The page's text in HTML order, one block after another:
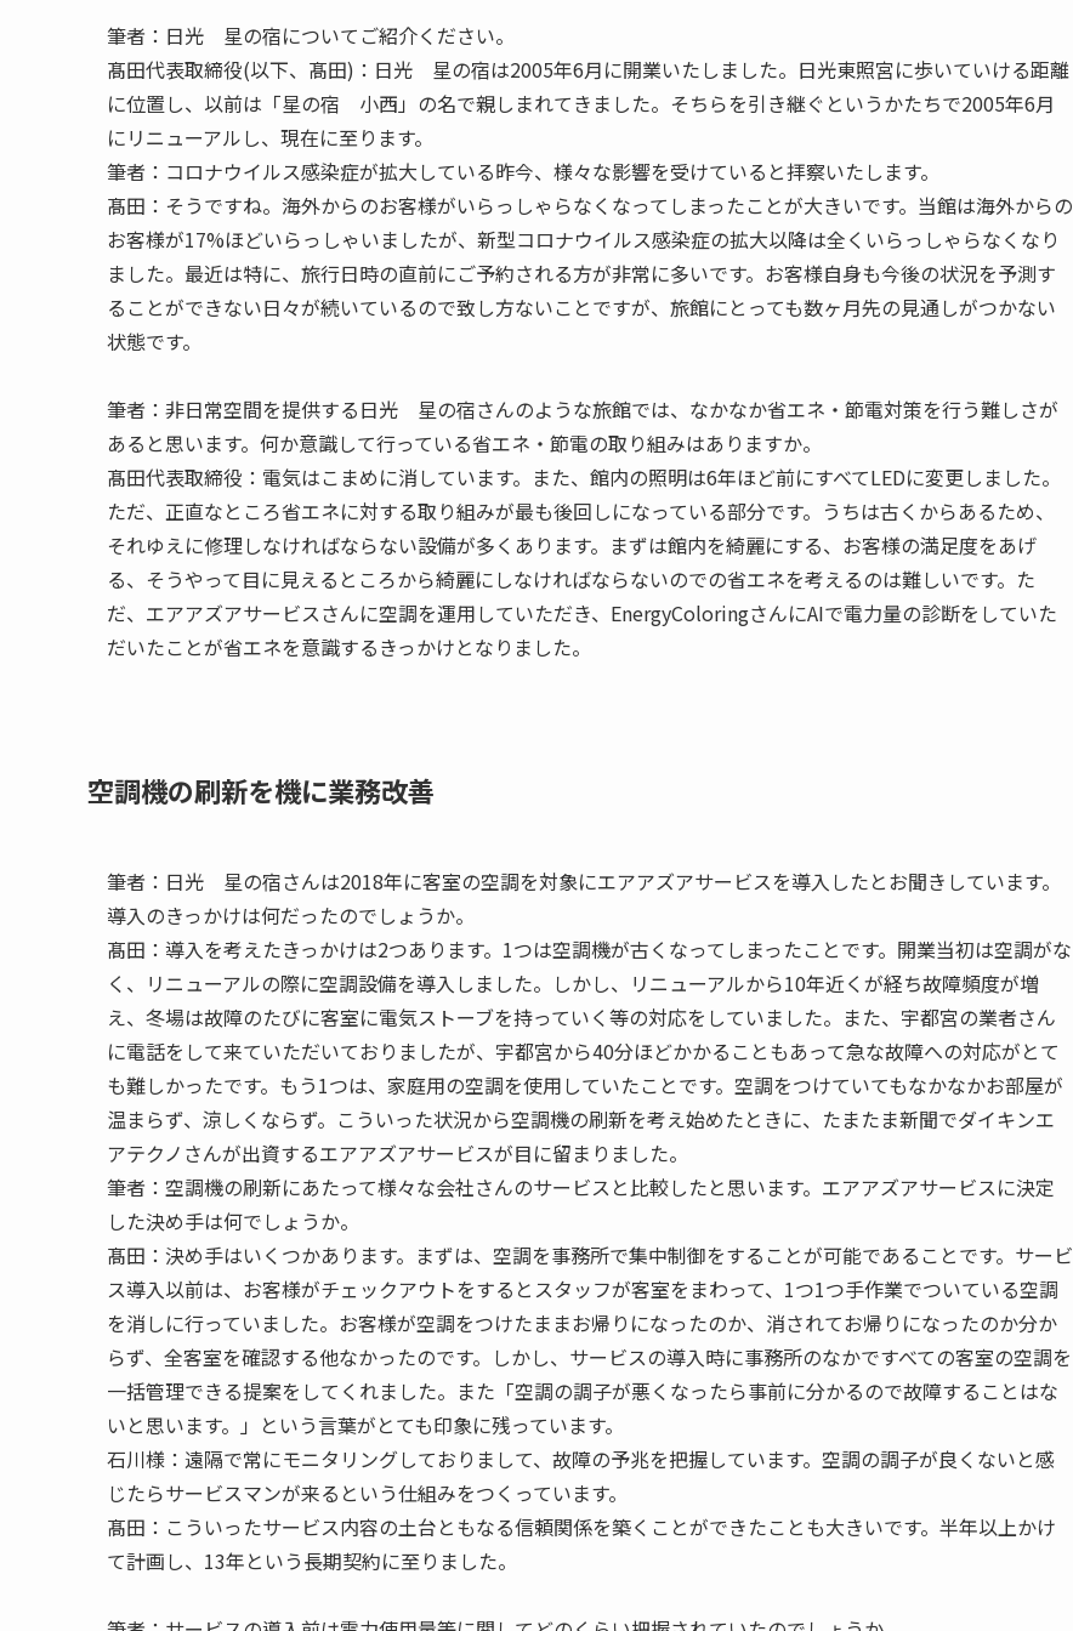
筆者： 日光 星の宿についてご紹介ください。
髙田代表取締役(以下、髙田)： 日光 星の宿は2005年6月に開業いたしました。日光東照宮に歩いていける距離
に位置し、以前は「星の宿 小西」の名で親しまれてきました。そちらを引き継ぐというかたちで2005年6月
にリニューアルし、現在に至ります。
筆者： コロナウイルス感染症が拡大している昨今、様々な影響を受けていると拝察いたします。
髙田： そうですね。海外からのお客様がいらっしゃらなくなってしまったことが大きいです。当館は海外からの
お客様が17%ほどいらっしゃいましたが、新型コロナウイルス感染症の拡大以降は全くいらっしゃらなくなり
ました。最近は特に、旅行日時の直前にご予約される方が非常に多いです。お客様自身も今後の状況を予測す
ることができない日々が続いているので致し方ないことですが、旅館にとっても数ヶ月先の見通しがつかない
状態です。
筆者： 非日常空間を提供する日光 星の宿さんのような旅館では、なかなか省エネ・節電対策を行う難しさが
あると思います。何か意識して行っている省エネ・節電の取り組みはありますか。
髙田代表取締役： 電気はこまめに消しています。また、館内の照明は6年ほど前にすべてLEDに変更しました。
ただ、正直なところ省エネに対する取り組みが最も後回しになっている部分です。うちは古くからあるため、
それゆえに修理しなければならない設備が多くあります。まずは館内を綺麗にする、お客様の満足度をあげ
る、そうやって目に見えるところから綺麗にしなければならないのでの省エネを考えるのは難しいです。た
だ、エアアズアサービスさんに空調を運用していただき、EnergyColoringさんにAIで電力量の診断をしていた
だいたことが省エネを意識するきっかけとなりました。
空調機の刷新を機に業務改善
筆者： 日光 星の宿さんは2018年に客室の空調を対象にエアアズアサービスを導入したとお聞きしています。
導入のきっかけは何だったのでしょうか。
髙田： 導入を考えたきっかけは2つあります。1つは空調機が古くなってしまったことです。開業当初は空調がな
く、リニューアルの際に空調設備を導入しました。しかし、リニューアルから10年近くが経ち故障頻度が増
え、冬場は故障のたびに客室に電気ストーブを持っていく等の対応をしていました。また、宇都宮の業者さん
に電話をして来ていただいておりましたが、宇都宮から40分ほどかかることもあって急な故障への対応がとて
も難しかったです。もう1つは、家庭用の空調を使用していたことです。空調をつけていてもなかなかお部屋が
温まらず、涼しくならず。こういった状況から空調機の刷新を考え始めたときに、たまたま新聞でダイキンエ
アテクノさんが出資するエアアズアサービスが目に留まりました。
筆者： 空調機の刷新にあたって様々な会社さんのサービスと比較したと思います。エアアズアサービスに決定
した決め手は何でしょうか。
髙田： 決め手はいくつかあります。まずは、空調を事務所で集中制御をすることが可能であることです。サービ
ス導入以前は、お客様がチェックアウトをするとスタッフが客室をまわって、1つ1つ手作業でついている空調
を消しに行っていました。お客様が空調をつけたままお帰りになったのか、消されてお帰りになったのか分か
らず、全客室を確認する他なかったのです。しかし、サービスの導入時に事務所のなかですべての客室の空調を
一括管理できる提案をしてくれました。また「空調の調子が悪くなったら事前に分かるので故障することはな
いと思います。」という言葉がとても印象に残っています。
石川様： 遠隔で常にモニタリングしておりまして、故障の予兆を把握しています。空調の調子が良くないと感
じたらサービスマンが来るという仕組みをつくっています。
髙田： こういったサービス内容の土台ともなる信頼関係を築くことができたことも大きいです。半年以上かけ
て計画し、13年という長期契約に至りました。